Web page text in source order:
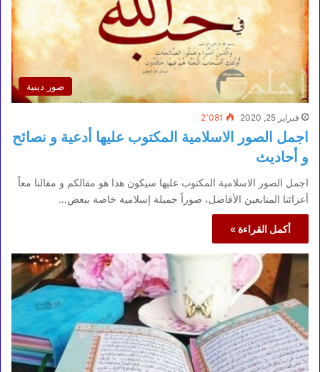
صور دينية
فبراير 25, 2020 2٬081
اجمل الصور الاسلامية المكتوب عليها أدعية و نصائح
و أحاديث
اجمل الصور الاسلامية المكتوب عليها سيكون هذا هو مقالكم و مقالنا معاً
أعزائنا المتابعين الأفاضل، صوراً جميلة إسلامية خاصة ببعض…
أكمل القراءة »